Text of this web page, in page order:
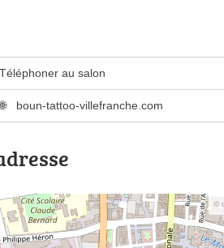
Téléphoner au salon
boun-tattoo-villefranche.com
©